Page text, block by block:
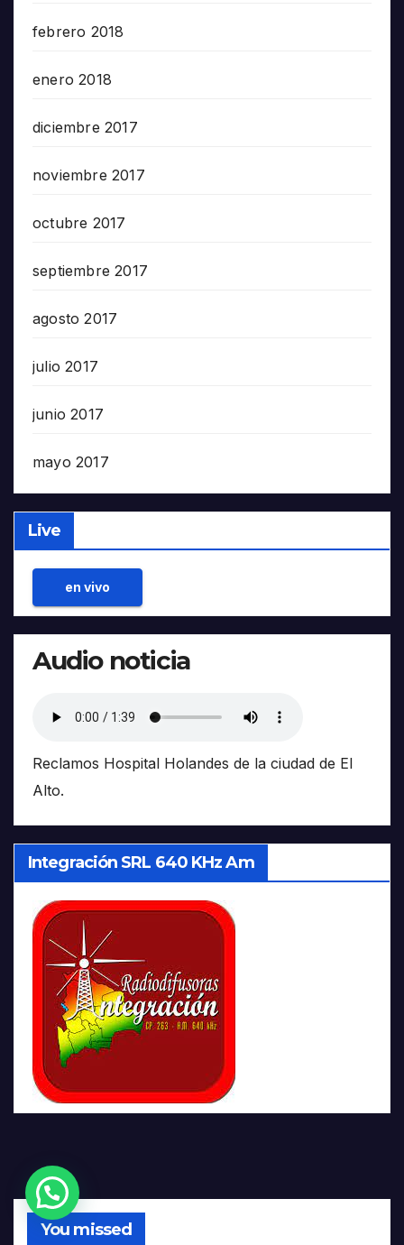
febrero 2018
enero 2018
diciembre 2017
noviembre 2017
octubre 2017
septiembre 2017
agosto 2017
julio 2017
junio 2017
mayo 2017
Live
en vivo
Audio noticia
Reclamos Hospital Holandes de la ciudad de El
Alto.
Integración SRL 640 KHz Am
You missed